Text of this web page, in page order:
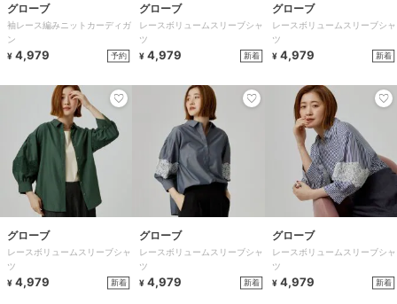
グローブ
袖レース編みニットカーディガ
ン
¥ 4,979 予約
グローブ
レースボリュームスリーブシャ
ツ
¥ 4,979 新着
グローブ
レースボリュームスリーブシャ
ツ
¥ 4,979 新着
グローブ
レースボリュームスリーブシャ
ツ
¥ 4,979 新着
グローブ
レースボリュームスリーブシャ
ツ
¥ 4,979 新着
グローブ
レースボリュームスリーブシャ
ツ
¥ 4,979 新着